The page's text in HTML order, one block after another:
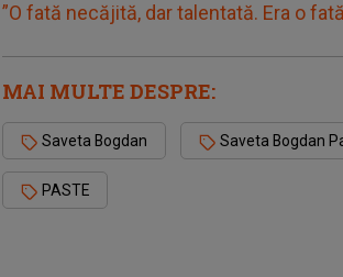
”O fată necăjită, dar talentată. Era o
MAI MULTE DESPRE:
Saveta Bogdan Saveta Bogdan
PASTE